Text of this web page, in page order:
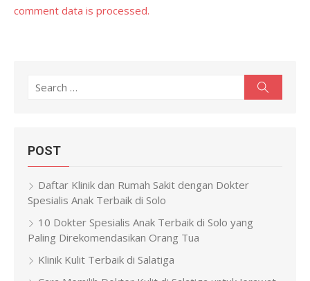
comment data is processed.
Search
POST
Daftar Klinik dan Rumah Sakit dengan Dokter
Spesialis Anak Terbaik di Solo
10 Dokter Spesialis Anak Terbaik di Solo yang
Paling Direkomendasikan Orang Tua
Klinik Kulit Terbaik di Salatiga